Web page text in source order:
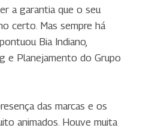
a garantia que o seu
certo. Mas sempre há
Bia Indiano,
e Planejamento do Grupo
das marcas e os
animados. Houve muita